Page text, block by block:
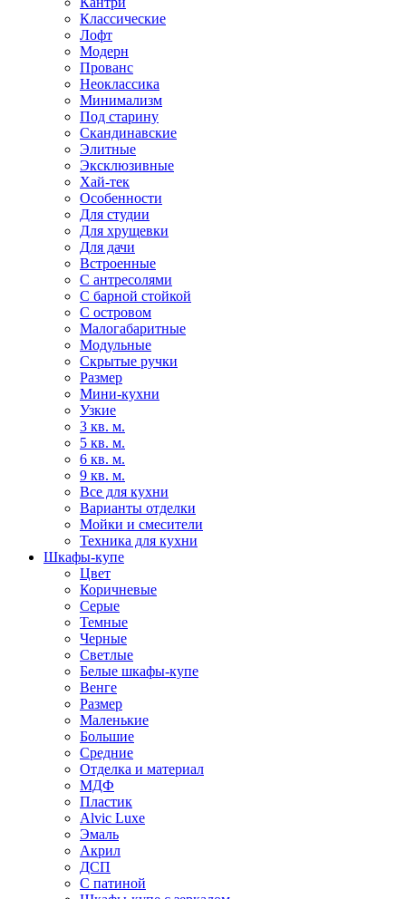
Классические
Лофт
Модерн
Прованс
Неоклассика
Минимализм
Под старину
Скандинавские
Элитные
Эксклюзивные
Хай-тек
Особенности
Для студии
Для хрущевки
Для дачи
Встроенные
С антресолями
С барной стойкой
С островом
Малогабаритные
Модульные
Скрытые ручки
Размер
Мини-кухни
Узкие
3 кв. м.
5 кв. м.
6 кв. м.
9 кв. м.
Все для кухни
Варианты отделки
Мойки и смесители
Техника для кухни
Шкафы-купе
Цвет
Коричневые
Серые
Темные
Черные
Светлые
Белые шкафы-купе
Венге
Размер
Маленькие
Большие
Средние
Отделка и материал
МДФ
Пластик
Alvic Luxe
Эмаль
Акрил
ДСП
С патиной